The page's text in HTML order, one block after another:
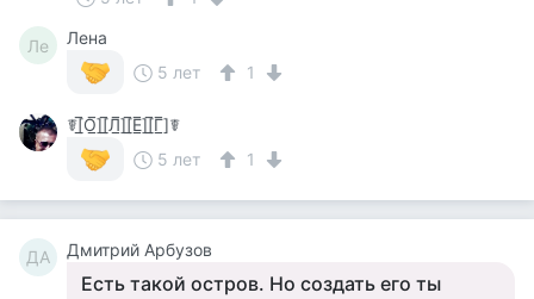
Ле
Лена
5 лет
1
☤[̲̅О̲̅][̲̅Л̲̅][̲̅Е̲̅][̲̅Г̲̅]☤
5 лет
1
ДА Дмитрий Арбузов
Есть такой остров. Но создать его ты